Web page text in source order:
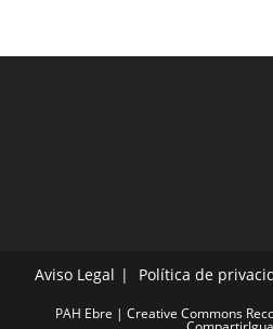
Aviso Legal Política de
PAH Ebre | Creative Commons